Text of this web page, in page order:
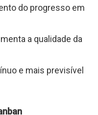
do progresso em
a qualidade da
e mais previsível